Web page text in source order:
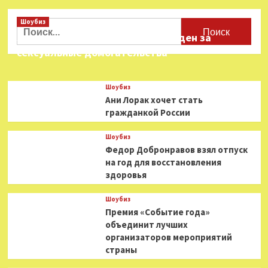
Лидеры
и
Байден
в
большинстве
«супервторник»
Найти:
Шоубиз
Звезда «Игры в кальмара» осужден за
сексуальные домогательства
Шоубиз
Ани Лорак хочет стать
гражданкой России
Шоубиз
Федор Добронравов взял отпуск
на год для восстановления
здоровья
Шоубиз
Премия «Событие года»
объединит лучших
организаторов мероприятий
страны